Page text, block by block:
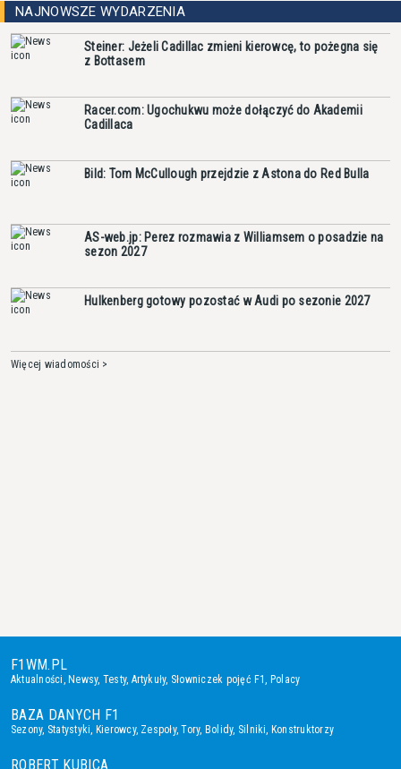
NAJNOWSZE WYDARZENIA
Steiner: Jeżeli Cadillac zmieni kierowcę, to pożegna się
z Bottasem
Racer.com: Ugochukwu może dołączyć do Akademii
Cadillaca
Bild: Tom McCullough przejdzie z Astona do Red Bulla
AS-web.jp: Perez rozmawia z Williamsem o posadzie na
sezon 2027
Hulkenberg gotowy pozostać w Audi po sezonie 2027
Więcej wiadomości >
F1WM.PL
Aktualności,Newsy, Testy, Artykuły, Słowniczek pojęć F1, Polacy
BAZA DANYCH F1
Sezony, Statystyki, Kierowcy, Zespoły,Tory, Bolidy, Silniki, Konstruktorzy
ROBERT KUBICA